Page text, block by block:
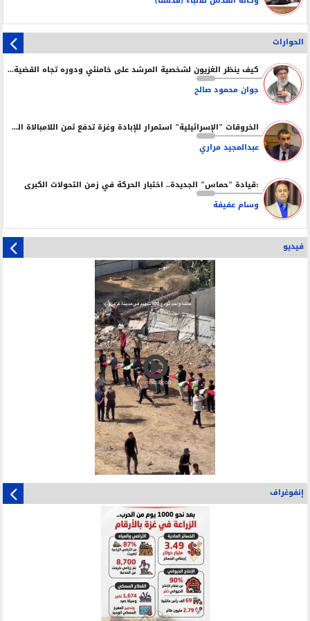
الحوارات
كيف ينظر الغزيون لشخصية المرشد على خامنئي ودوره تجاه القضية الفلسطينة ؟
جوان محمود صالح
الخروقات "الإسرائيلية" استمرار للإبادة وغزة تدفع ثمن اللامبالاة الدولية
عبدالمجيد مراري
:قيادة "حماس" الجديدة.. اختبار الحركة في زمن التحولات الكبرى
وسام عفيفة
فيديو
إنفوغراف